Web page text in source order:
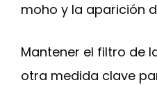
moho y la aparición
Mantener el filtro de
otra medida clave